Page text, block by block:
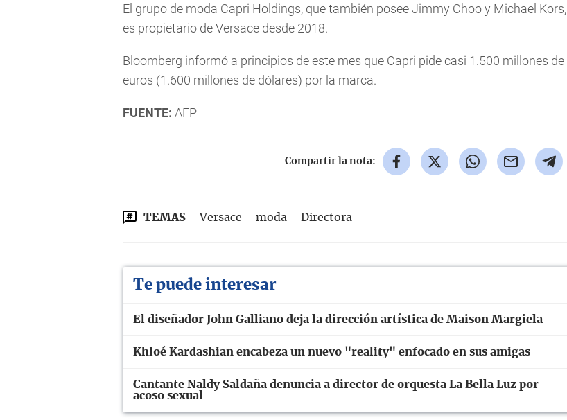
El grupo de moda Capri Holdings, que también posee Jimmy Choo y Michael Kors,
es propietario de Versace desde 2018.
Bloomberg informó a principios de este mes que Capri pide casi 1.500 millones de
euros (1.600 millones de dólares) por la marca.
FUENTE: AFP
Compartir la nota:
TEMAS Versace moda Directora
Te puede interesar
El diseñador John Galliano deja la dirección artística de Maison Margiela
Khloé Kardashian encabeza un nuevo "reality" enfocado en sus amigas
Cantante Naldy Saldaña denuncia a director de orquesta La Bella Luz por
acoso sexual